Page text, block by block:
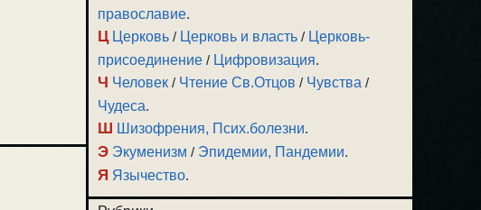
православие.
Ц Церковь / Церковь и власть / Церковь-
присоединение / Цифровизация.
Ч Человек / Чтение Св.Отцов / Чувства /
Чудеса.
Ш Шизофрения, Псих.болезни.
Э Экуменизм / Эпидемии, Пандемии.
Я Язычество.